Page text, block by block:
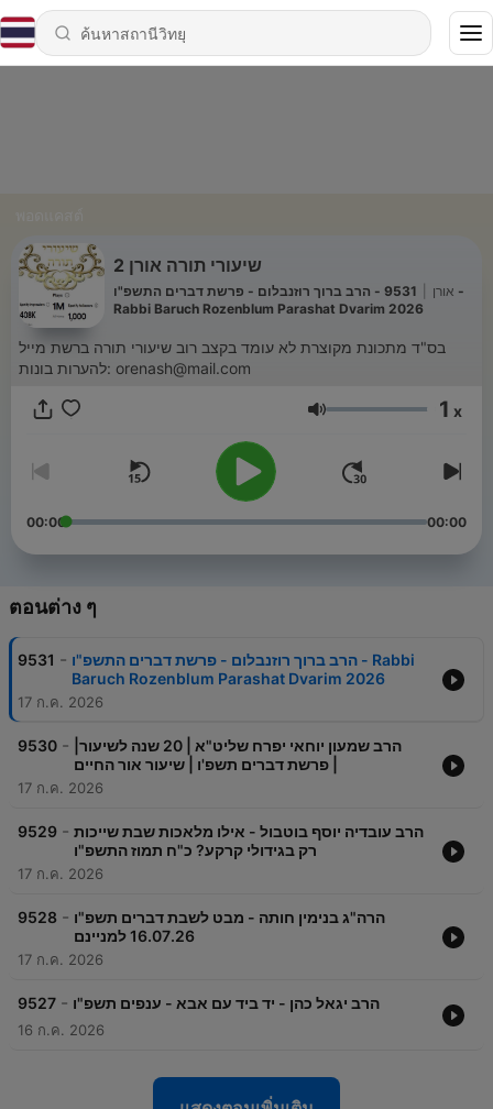
שיעורי תורה אורן 2
אורן
9531 - הרב ברוך רוזנבלום - פרשת דברים התשפ"ו -
Rabbi Baruch Rozenblum Parashat Dvarim 2026
בס"ד מתכונת מקוצרת לא עומד בקצב רוב שיעורי תורה ברשת מייל
להערות בונות: orenash@mail.com
ระดับเสียง 1 x
00:00 00:00
ตอนต่าง ๆ
9531 - הרב ברוך רוזנבלום - פרשת דברים התשפ"ו - Rabbi
Baruch Rozenblum Parashat Dvarim 2026
17 ก.ค. 2026
9530 - הרב שמעון יוחאי יפרח שליט"א | 20 שנה לשיעור|
17 ก.ค. 2026
9529 - הרב עובדיה יוסף בוטבול - אילו מלאכות שבת שייכות
רק בגידולי קרקע? כ"ח תמוז התשפ"ו
17 ก.ค. 2026
9528 - הרה"ג בנימין חותה - מבט לשבת דברים תשפ"ו
16.07.26 למניינם
17 ก.ค. 2026
9527 - הרב יגאל כהן - יד ביד עם אבא - ענפים תשפ"ו
16 ก.ค. 2026